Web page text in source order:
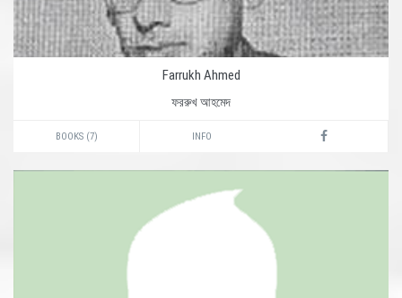
Farrukh Ahmed
ফররুখ আহমেদ
BOOKS (7) INFO